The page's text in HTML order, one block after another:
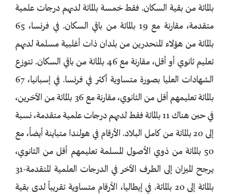
بالمائة من بقية السكان. فقط خمسة بالمائة لديهم درجات علمية
متقدمة، مقارنة مع 19 بالمائة من باقي السكان. في فرنسا، 65
بالمائة من هؤلاء المنحدرين من بلدان ذات أغلبية مسلمة لديهم
تعليم ثانوي أو أقل، مقارنة مع 46 بالمائة من باقي السكان. تتوزع
الشهادات العليا بصورة متساوية أكثر في فرنسا. في إسبانيا، 67
بالمائة تعليمهم أقل من الثانوي، مقارنة مع 36 بالمائة من الآخرين،
في حين هناك 11 بالمائة فقط لديهم درجات علمية متقدمة، نسبة
إلى 20 بالمائة من كامل البلاد. الأرقام في هولندا متباينة أيضاً، مع
50 بالمائة من ذوي الأصول المسلمة تعليمهم أقل من الثانوي،
يرجح الميزان إلى الطرف الآخر في الدرجات العلمية المتقدمة-31
بالمائة إلى 20 بالمائة. في إيطاليا، الأرقام متساوية تقريباً لدى بقية